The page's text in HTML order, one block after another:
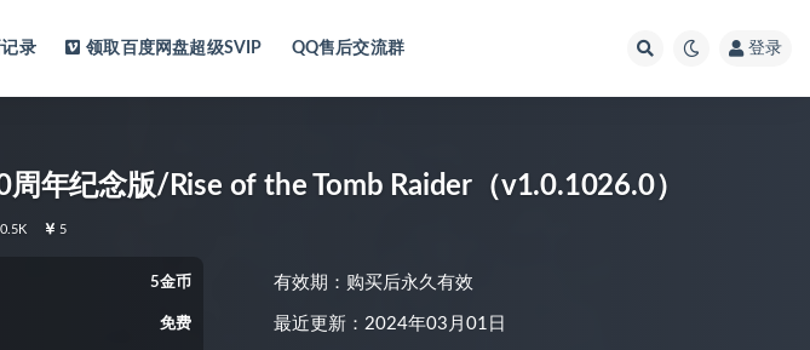
录 领取百度网盘超级SVIP QQ售后交流群 登录
年纪念版/Rise of the Tomb Raider（v1.0.1026.0）
5
5金币
免费
有效期：购买后永久有效
最近更新：2024年03月01日